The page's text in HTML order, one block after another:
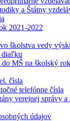
a Štátny
2021-2022
školstva vedy
diaľku
do MŠ na školský
čísla
telefónne čísla
verejnej správy a
údajov